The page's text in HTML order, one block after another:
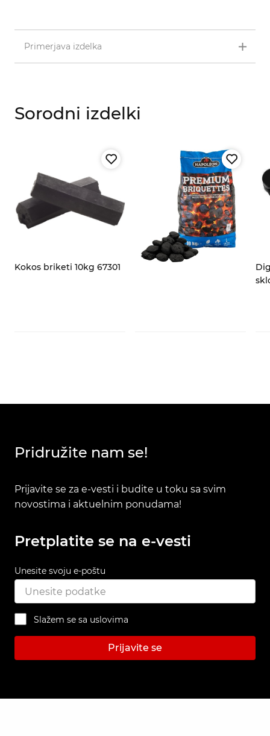
Primerjava izdelka
Sorodni izdelki
Kokos briketi 10kg 67301
Pridružite nam se!
Prijavite se za e-vesti i budite u toku sa svim
novostima i aktuelnim ponudama!
Pretplatite se na e-vesti
Unesite svoju e-poštu
Slažem se sa uslovima
Prijavite se